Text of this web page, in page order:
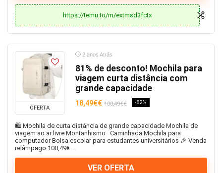
https://temu.to/m/extmsd3fctx
OFERTA
2 anos Atrás
81% de desconto! Mochila para
viagem curta distância com
grande capacidade
18,49€€ 100,49€€ -82%
🛍️ Mochila de curta distância de grande capacidade Mochila de
viagem ao ar livre Montanhismo Caminhada Mochila para
computador Bolsa escolar para estudantes universitários 🎉 Venda
relâmpago 100,49€ ...
VER OFERTA